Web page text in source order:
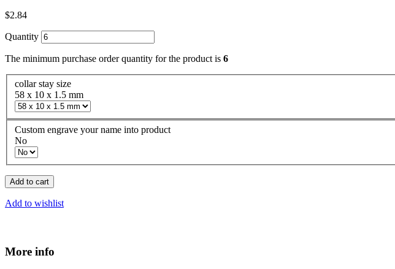
$2.84
Quantity
The minimum purchase order quantity for the product is 6
collar stay size
58 x 10 x 1.5 mm
Custom engrave your name into product
No
Add to cart
Add to wishlist
More info